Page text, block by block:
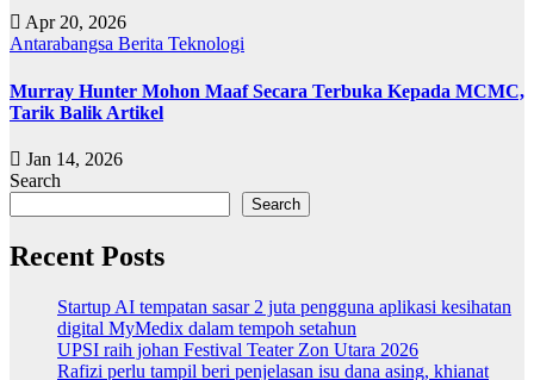
Apr 20, 2026
Antarabangsa Berita Teknologi
Murray Hunter Mohon Maaf Secara Terbuka Kepada MCMC,
Tarik Balik Artikel
Jan 14, 2026
Search
Search
Recent Posts
Startup AI tempatan sasar 2 juta pengguna aplikasi kesihatan
digital MyMedix dalam tempoh setahun
UPSI raih johan Festival Teater Zon Utara 2026
Rafizi perlu tampil beri penjelasan isu dana asing, khianat